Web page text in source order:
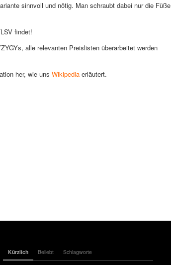
sinnvoll und nötig. Man schraubt dabei nur die Füße
findet!
alle relevanten Preislisten überarbeitet werden
her, wie uns Wikipedia erläutert.
Kürzlich Beliebt Schlagworte